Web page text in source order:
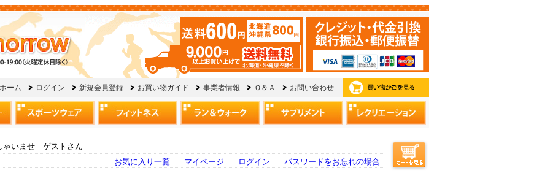
ゃいませ ゲストさん
お気に入り一覧
マイページ ログイン パスワードをお忘れの場合